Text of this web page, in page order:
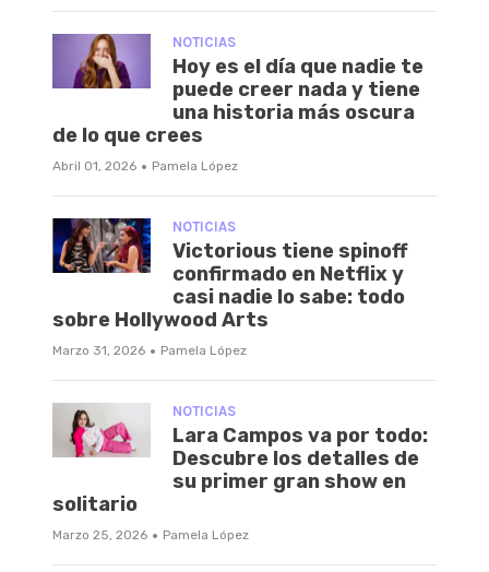
NOTICIAS
Hoy es el día que nadie te
puede creer nada y tiene
una historia más oscura
de lo que crees
Abril 01, 2026 · Pamela López
NOTICIAS
Victorious tiene spinoff
confirmado en Netflix y
casi nadie lo sabe: todo
sobre Hollywood Arts
Marzo 31, 2026 · Pamela López
NOTICIAS
Lara Campos va por todo:
Descubre los detalles de
su primer gran show en
solitario
Marzo 25, 2026 · Pamela López